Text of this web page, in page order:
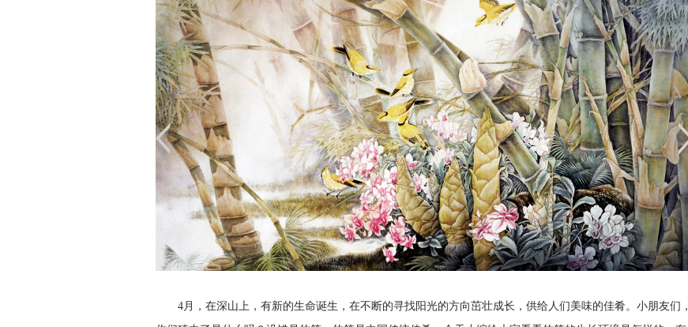
4月，在深山上，有新的生命诞生，在不断的寻找阳光的方向茁壮成长，供给人们美味的佳肴。小朋友们，